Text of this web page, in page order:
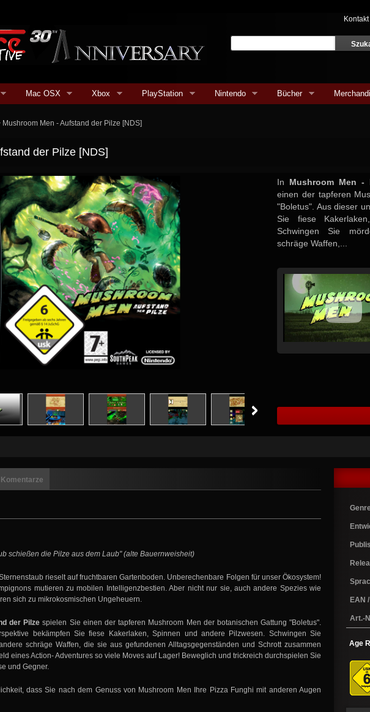
Kontakt
Mac OSX Xbox PlayStation Nintendo Bücher
Mushroom Men - Aufstand der Pilze [NDS]
der Pilze [NDS]
In Mushroom Men -
einen der tapferen
"Boletus". Aus dieser
Sie fiese
Schwingen Sie
schräge Waffen,...
Komentarze
schießen die Pilze aus dem Laub" (alte Bauernweisheit)
rieselt auf fruchtbaren Gartenboden. Unberechenbare Folgen für unser Ökosystem!
mutieren zu mobilen Intelligenzbestien. Aber nicht nur sie, auch andere Spezies wie
sich zu mikrokosmischen Ungeheuern.
der Pilzespielen Sie einen der tapferen Mushroom Men der botanischen Gattung "Boletus".
bekämpfen Sie fiese Kakerlaken, Spinnen und andere Pilzwesen. Schwingen Sie
schräge Waffen, die sie aus gefundenen Alltagsgegenständen und Schrott zusammen
eines Action- Adventures so viele Moves auf Lager! Beweglich und trickreich durchspielen Sie
und Gegner.
dass Sie nach dem Genuss von Mushroom Men Ihre Pizza Funghi mit anderen Augen
EAN
Art.-
Age